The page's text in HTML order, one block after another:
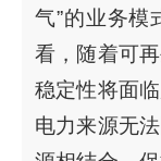
气”的业务模
看，随着可
稳定性将面
电力来源无